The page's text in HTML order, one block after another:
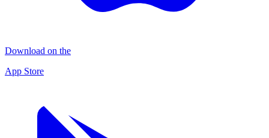
Download on the
App Store